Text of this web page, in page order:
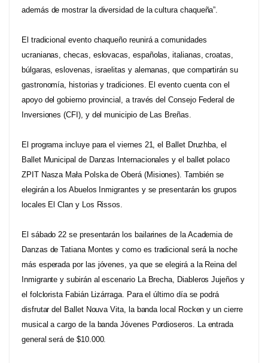
además de mostrar la diversidad de la cultura chaqueña”.
El tradicional evento chaqueño reunirá a comunidades
ucranianas, checas, eslovacas, españolas, italianas, croatas,
búlgaras, eslovenas, israelitas y alemanas, que compartirán su
gastronomía, historias y tradiciones. El evento cuenta con el
apoyo del gobierno provincial, a través del Consejo Federal de
Inversiones (CFI), y del municipio de Las Breñas.
El programa incluye para el viernes 21, el Ballet Druzhba, el
Ballet Municipal de Danzas Internacionales y el ballet polaco
ZPIT Nasza Mała Polska de Oberá (Misiones). También se
elegirán a los Abuelos Inmigrantes y se presentarán los grupos
locales El Clan y Los Rissos.
El sábado 22 se presentarán los bailarines de la Academia de
Danzas de Tatiana Montes y como es tradicional será la noche
más esperada por las jóvenes, ya que se elegirá a la Reina del
Inmigrante y subirán al escenario La Brecha, Diableros Jujeños y
el folclorista Fabián Lizárraga. Para el último día se podrá
disfrutar del Ballet Nouva Vita, la banda local Rocken y un cierre
musical a cargo de la banda Jóvenes Pordioseros. La entrada
general será de $10.000.